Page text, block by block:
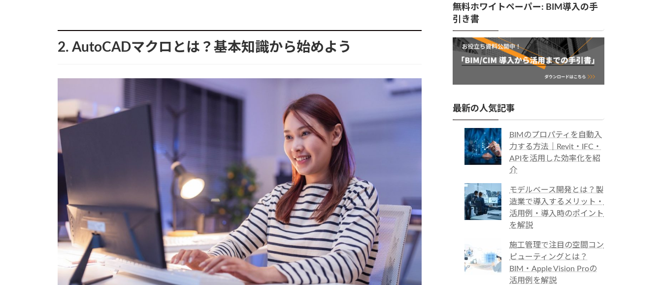
2. AutoCADマクロとは？基本知識から始めよう
無料ホワイトペーパー: BIM導入の手
引き書
最新の人気記事
BIMのプロパティを自動入
力する方法｜Revit・IFC・
APIを活用した効率化を紹
介
モデルベース開発とは？製
造業で導入するメリット・
活用例・導入時のポイント
を解説
施工管理で注目の空間コン
ピューティングとは？
BIM・Apple Vision Proの
活用例を解説